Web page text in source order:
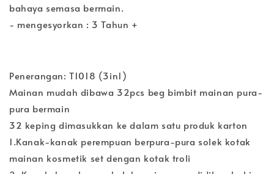
bahaya semasa bermain.
- mengesyorkan : 3 Tahun +
Penerangan: T1018 (3in1)
Mainan mudah dibawa 32pcs beg bimbit mainan pura-
pura bermain
32 keping dimasukkan ke dalam satu produk karton
1.Kanak-kanak perempuan berpura-pura solek kotak
mainan kosmetik set dengan kotak troli